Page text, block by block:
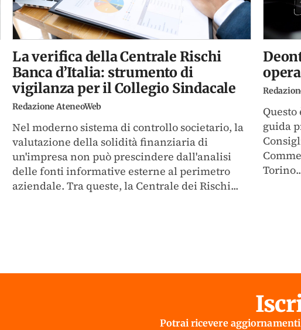
La verifica della Centrale Rischi
Banca d’Italia: strumento di
vigilanza per il Collegio Sindacale
Redazione AteneoWeb
Nel moderno sistema di controllo societario, la
valutazione della solidità finanziaria di
un'impresa non può prescindere dall'analisi
delle fonti informative esterne al perimetro
aziendale. Tra queste, la Centrale dei Rischi...
guida
Potrai ricevere